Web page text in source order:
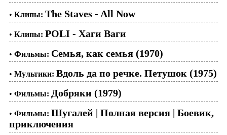
• Клипы: The Staves - All Now
• Клипы: POLI - Хаги Ваги
• Фильмы: Семья, как семья (1970)
• Мультики: Вдоль да по речке. Петушок (1975)
• Фильмы: Добряки (1979)
• Фильмы: Шугалей | Полная версия | Боевик,
приключения